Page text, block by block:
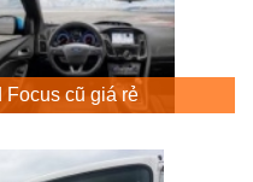
Focus cũ giá rẻ